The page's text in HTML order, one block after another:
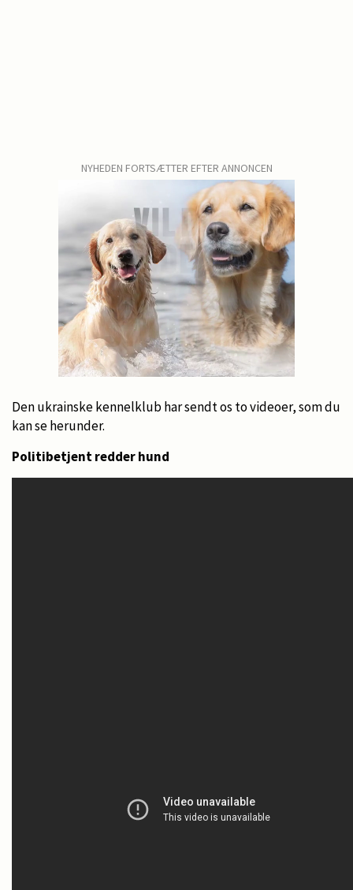
NYHEDEN FORTSÆTTER EFTER ANNONCEN
Den ukrainske kennelklub har sendt os to videoer, som du
kan se herunder.
Politibetjent redder hund